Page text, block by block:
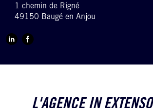
1 chemin de Rigné
49150 Baugé en Anjou